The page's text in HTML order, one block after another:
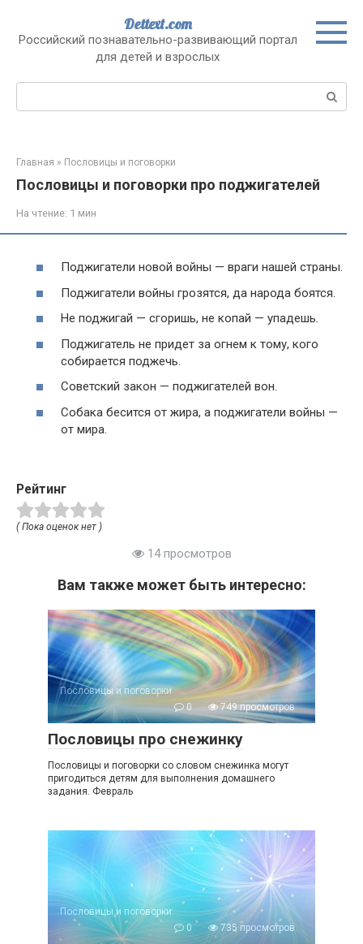
контенту
Dettext.com
Российский познавательно-развивающий портал
для детей и взрослых
Поиск:
Главная » Пословицы и поговорки
Пословицы и поговорки про поджигателей
На чтение: 1 мин
Поджигатели новой войны — враги нашей страны.
Поджигатели войны грозятся, да народа боятся.
Не поджигай — сгоришь, не копай — упадешь.
Поджигатель не придет за огнем к тому, кого
собирается поджечь.
Советский закон — поджигателей вон.
Собака бесится от жира, а поджигатели войны —
от мира.
Рейтинг
( Пока оценок нет )
14 просмотров
Вам также может быть интересно:
Пословицы и поговорки
0
749 просмотров
Пословицы про снежинку
Пословицы и поговорки со словом снежинка могут
пригодиться детям для выполнения домашнего
задания. Февраль
Пословицы и поговорки
0
735 просмотров